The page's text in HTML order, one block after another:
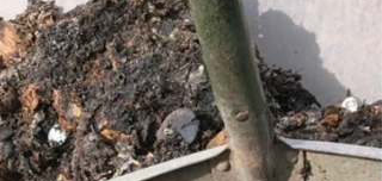
det nya maj. Jag puttrar på i takten lite om dan
och det ser ut att hålla. Det känns som om...